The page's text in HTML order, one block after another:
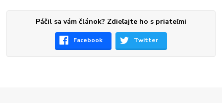
Páčil sa vám článok? Zdieľajte ho s priateľmi
Facebook Twitter